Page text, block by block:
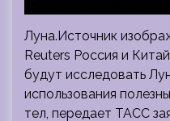
Луна.Источник
Reuters Россия и
будут исследовать
использования
тел, передает ТАСС